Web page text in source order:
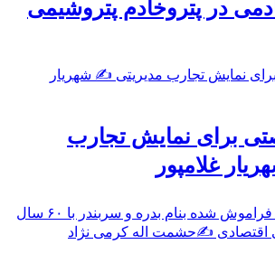
در پتروخادم پتروشیمی
برای نمایش تجارب
غلامپور